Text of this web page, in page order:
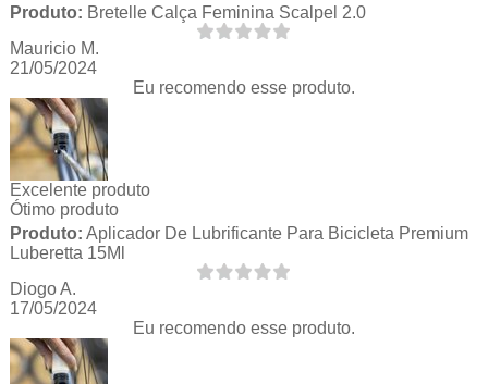
Produto: Bretelle Calça Feminina Scalpel 2.0
Mauricio M.
21/05/2024
Eu recomendo esse produto.
Excelente produto
Ótimo produto
Produto: Aplicador De Lubrificante Para Bicicleta Premium
Luberetta 15Ml
Diogo A.
17/05/2024
Eu recomendo esse produto.